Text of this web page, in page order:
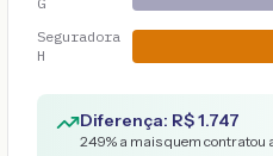
Seguradora
H
Diferença: R$1.747
249% a mais quem contratou